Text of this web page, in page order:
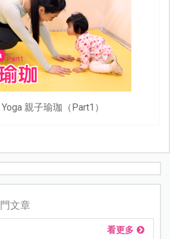
親子瑜珈（Part1）
文章
看更多